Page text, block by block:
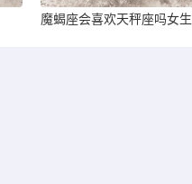
魔蝎座会喜欢天秤座吗女生